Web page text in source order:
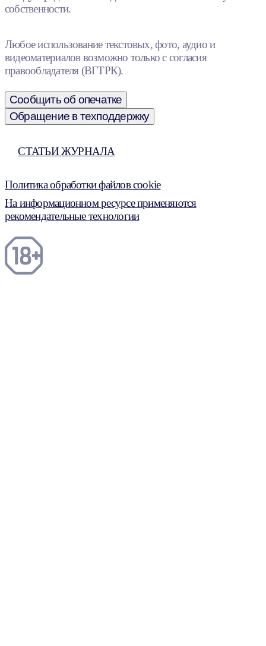
собственности.
Любое использование текстовых, фото, аудио и
видеоматериалов возможно только с согласия
правообладателя (ВГТРК).
Сообщить об опечатке
Обращение в техподдержку
СТАТЬИ ЖУРНАЛА
Политика обработки файлов cookie
На информационном ресурсе применяются
рекомендательные технологии